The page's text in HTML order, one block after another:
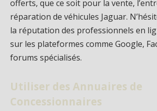
offerts, que ce soit pour la vente,
réparation de véhicules Jaguar.
la réputation des professionnels en
sur les plateformes comme Google,
forums spécialisés.
Utiliser des Annuaires de
Concessionnaires